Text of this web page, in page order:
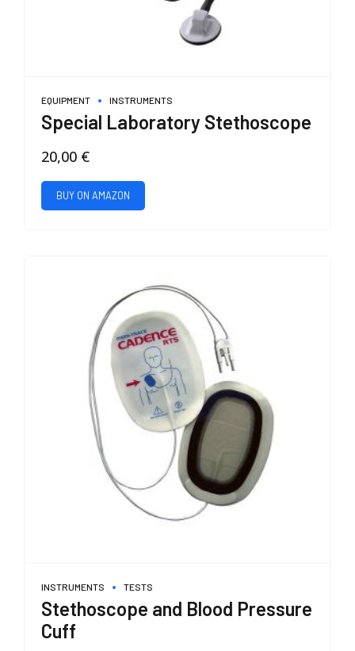
EQUIPMENT INSTRUMENTS
Special Laboratory Stethoscope
20,00 €
BUY ON AMAZON
INSTRUMENTS TESTS
Stethoscope and Blood Pressure
Cuff